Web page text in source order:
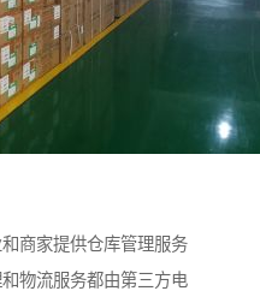
商家提供仓库管理服务
物流服务都由第三方电